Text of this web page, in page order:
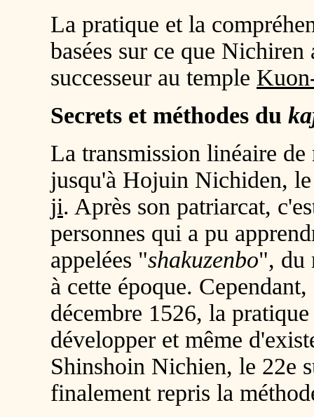
La pratique et la
basées sur ce que
successeur au temple
Secrets et méthodes du
La transmission linéaire
jusqu'à Hojuin Nichiden,
ji. Après son patriarcat,
personnes qui a pu
appelées "shakuzenbo", du
à cette époque.
décembre 1526, la
développer et même
Shinshoin Nichien, le 22e
finalement repris la